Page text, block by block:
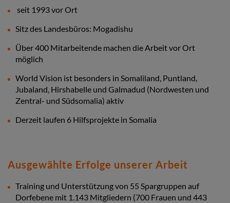
seit 1993 vor Ort
Sitz des Landesbüros: Mogadishu
Über 400 Mitarbeitende machen die Arbeit vor Ort
möglich
World Vision ist besonders in Somaliland, Puntland,
Jubaland, Hirshabelle und Galmadud (Nordwesten und
Zentral- und Südsomalia) aktiv
Derzeit laufen 6 Hilfsprojekte in Somalia
Ausgewählte Erfolge unserer Arbeit
Training und Unterstützung von 55 Spargruppen auf
Dorfebene mit 1.143 Mitgliedern (700 Frauen und 443